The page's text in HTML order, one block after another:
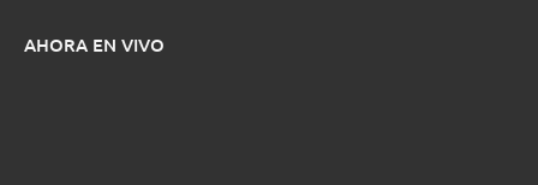
AHORA EN VIVO